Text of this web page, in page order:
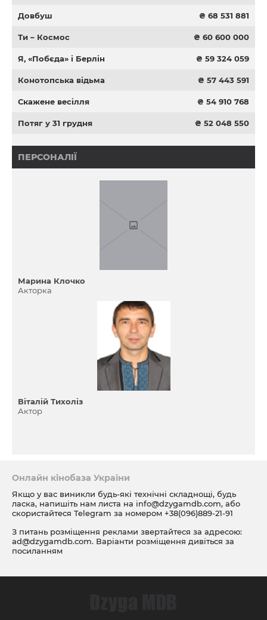
Довбуш ₴ 68 531 881
Ти – Космос ₴ 60 600 000
Я, «Побєда» і Берлін ₴ 59 324 059
Конотопська відьма ₴ 57 443 591
Скажене весілля ₴ 54 910 768
Потяг у 31 грудня ₴ 52 048 550
ПЕРСОНАЛІЇ
Марина Клочко
Акторка
Віталій Тихоліз
Актор
Онлайн кінобаза України
Якщо у вас виникли будь-які технічні складнощі, будь
ласка, напишіть нам листа на info@dzygamdb.com, або
скористайтеся Telegram за номером +38(096)889-21-91
З питань розміщення реклами звертайтеся за адресою:
ad@dzygamdb.com. Варіанти розміщення дивіться за
посиланням